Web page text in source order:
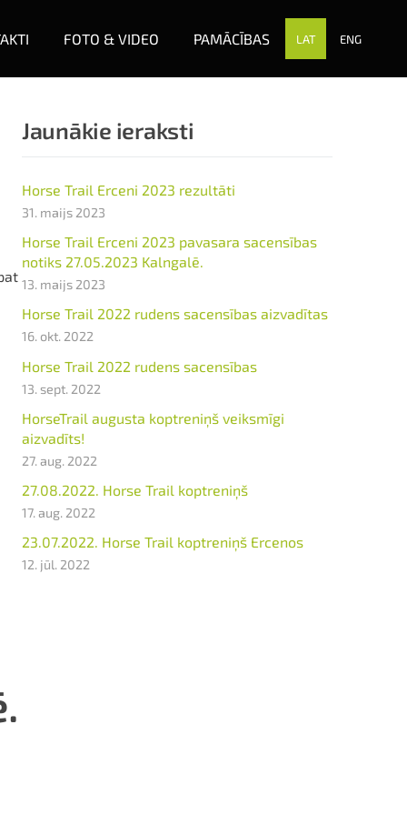
FOTO & VIDEO PAMĀCĪBAS LAT ENG
Jaunākie ieraksti
Horse Trail Erceni 2023 rezultāti
31. maijs 2023
Horse Trail Erceni 2023 pavasara sacensības
notiks 27.05.2023 Kalngalē.
13. maijs 2023
Horse Trail 2022 rudens sacensības aizvadītas
16. okt. 2022
Horse Trail 2022 rudens sacensības
13. sept. 2022
HorseTrail augusta koptreniņš veiksmīgi
aizvadīts!
27. aug. 2022
27.08.2022. Horse Trail koptreniņš
17. aug. 2022
23.07.2022. Horse Trail koptreniņš Ercenos
12. jūl. 2022